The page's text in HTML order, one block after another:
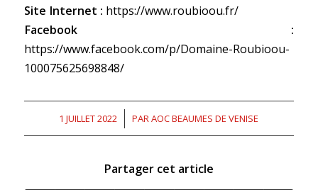
Site Internet : https://www.roubioou.fr/
Facebook :
https://www.facebook.com/p/Domaine-Roubioou-
100075625698848/
1 JUILLET 2022
/ PARAOC BEAUMES DE VENISE
Partager cet article